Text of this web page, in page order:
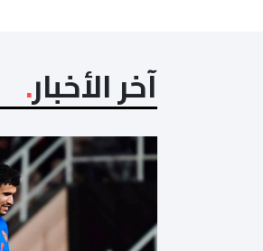
آخر الأخبار